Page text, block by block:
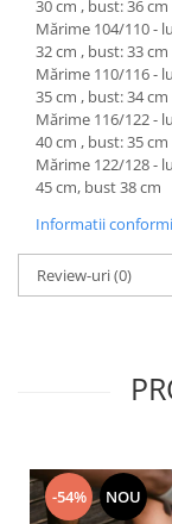
30 cm , bust: 36 cm
Mărime 104/110 -
32 cm , bust: 33 cm
Mărime 110/116 -
35 cm , bust: 34 cm
Mărime 116/122 -
40 cm , bust: 35 cm
Mărime 122/128 -
45 cm, bust 38 cm
Informatii
Review-uri(0)
-54% NOU